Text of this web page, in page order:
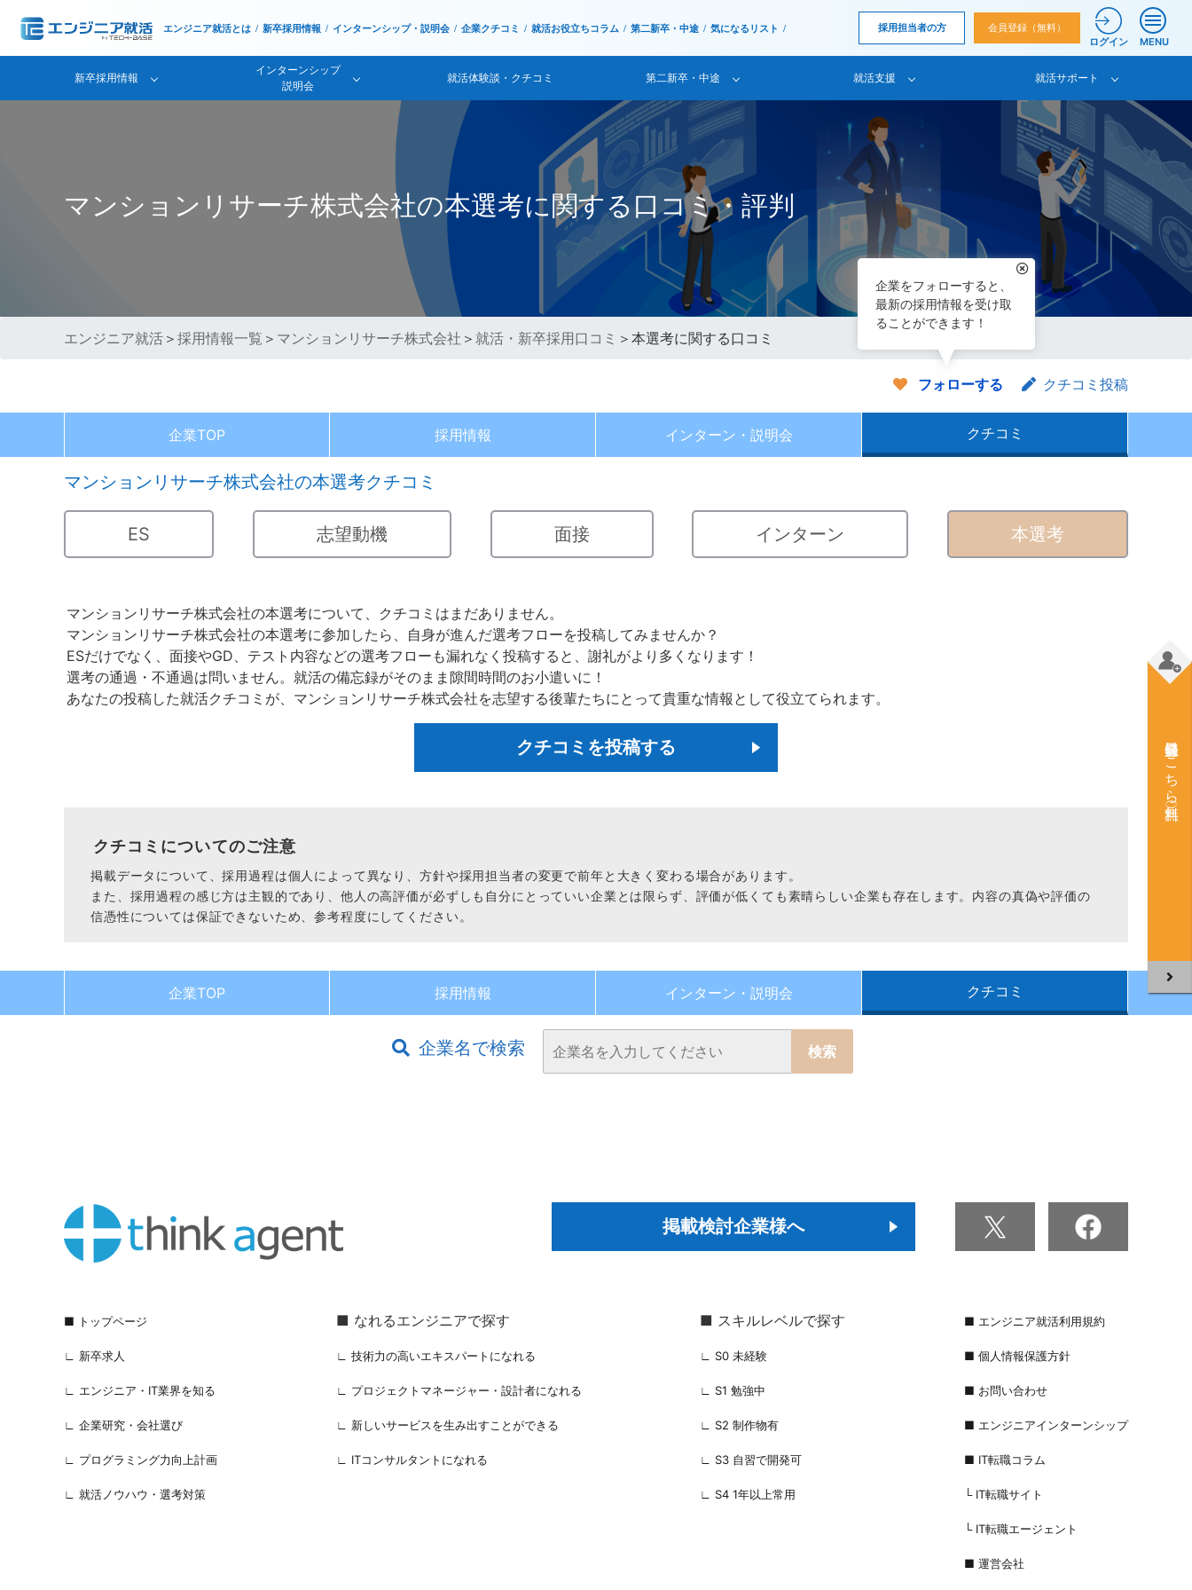
エンジニア就活とは 新卒採用情報 インターンシップ・説明会 企業クチコミ 就活お役立ちコラム 第二新卒・中途 気になるリスト 採用担当者の方
会員登録（無料）
ログイン
MENU
新卒採用情報
インターンシップ
説明会
就活体験談・クチコミ 第二新卒・中途 就活支援 就活サポート
マンションリサーチ株式会社の本選考に関する口コミ・評判
エンジニア就活 ＞ 採用情報一覧 ＞ マンションリサーチ株式会社 ＞ 就活・新卒採用口コミ ＞本選考に関する口コミ
フォローする
企業をフォローすると、
最新の採用情報を受け取
ることができます！
クチコミ投稿
企業TOP 採用情報 インターン・ 説明会 クチコミ
マンションリサーチ株式会社の本選考クチコミ
ES 志望動機 面接 インターン 本選考
マンションリサーチ株式会社の本選考について、クチコミはまだありません。
マンションリサーチ株式会社の本選考に参加したら、自身が進んだ選考フローを投稿してみませんか？
ESだけでなく、面接やGD、テスト内容などの選考フローも漏れなく投稿すると、謝礼がより多くなります！
選考の通過・不通過は問いません。就活の備忘録がそのまま隙間時間のお小遣いに！
あなたの投稿した就活クチコミが、マンションリサーチ株式会社を志望する後輩たちにとって貴重な情報として役立てられます。
クチコミを投稿する
クチコミについてのご注意
掲載データについて、採用過程は個人によって異なり、方針や採用担当者の変更で前年と大きく変わる場合があります。
また、採用過程の感じ方は主観的であり、他人の高評価が必ずしも自分にとっていい企業とは限らず、評価が低くても素晴らしい企業も存在します。内容の真偽や評価の
信憑性については保証できないため、参考程度にしてください。
企業TOP 採用情報 インターン・ 説明会 クチコミ
企業名で検索
掲載検討企業様へ
■ トップページ
∟ 新卒求人
∟ エンジニア・IT業界を知る
∟ 企業研究・会社選び
∟ プログラミング力向上計画
∟ 就活ノウハウ・選考対策
■ なれるエンジニアで探す
∟ 技術力の高いエキスパートになれる
∟ プロジェクトマネージャー・設計者になれる
∟ 新しいサービスを生み出すことができる
∟ ITコンサルタントになれる
■ スキルレベルで探す
∟ S0 未経験
∟ S1 勉強中
∟ S2 制作物有
∟ S3 自習で開発可
∟ S4 1年以上常用
■ エンジニア就活利用規約
■ 個人情報保護方針
■ お問い合わせ
■ エンジニアインターンシップ
■ IT転職コラム
└ IT転職サイト
└ IT転職エージェント
■ 運営会社
会員登録はこちら（無料）